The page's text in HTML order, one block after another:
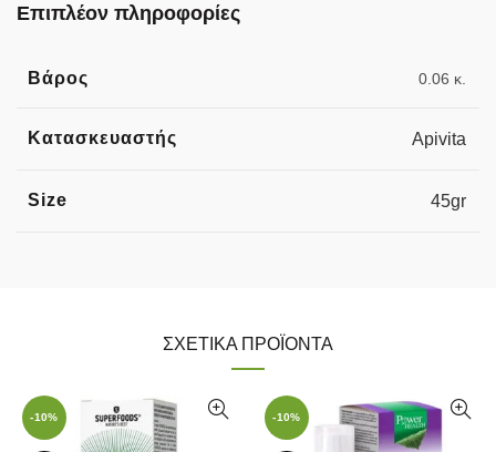
Επιπλέον πληροφορίες
Βάρος 0.06 κ.
Κατασκευαστής Apivita
Size 45gr
ΣΧΕΤΙΚΆ ΠΡΟΪΌΝΤΑ
-10% -10%